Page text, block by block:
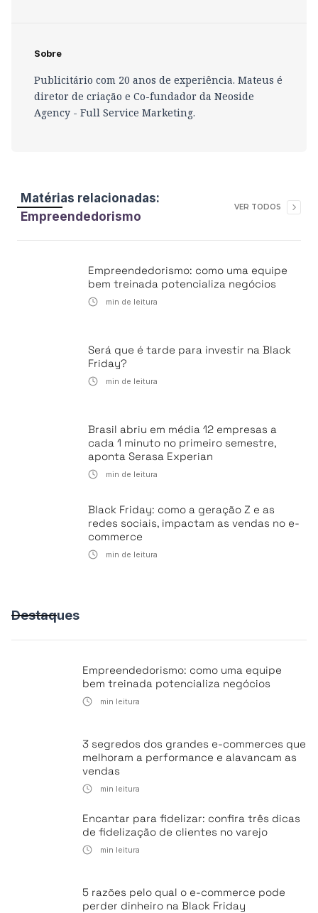
Sobre
Publicitário com 20 anos de experiência. Mateus é
diretor de criação e Co-fundador da Neoside
Agency - Full Service Marketing.
Matérias relacionadas:
Empreendedorismo
VER TODOS
Empreendedorismo: como uma equipe
bem treinada potencializa negócios
min de leitura
Será que é tarde para investir na Black
Friday?
min de leitura
Brasil abriu em média 12 empresas a
cada 1 minuto no primeiro semestre,
aponta Serasa Experian
min de leitura
Black Friday: como a geração Z e as
redes sociais, impactam as vendas no e-
commerce
min de leitura
Destaques
Empreendedorismo: como uma equipe
bem treinada potencializa negócios
min leitura
3 segredos dos grandes e-commerces que
melhoram a performance e alavancam as
vendas
min leitura
Encantar para fidelizar: confira três dicas
de fidelização de clientes no varejo
min leitura
5 razões pelo qual o e-commerce pode
perder dinheiro na Black Friday